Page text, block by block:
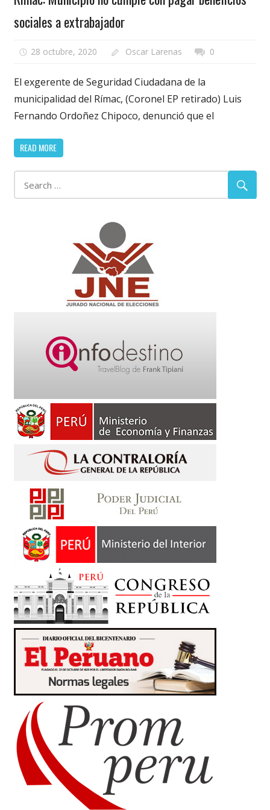
sociales a extrabajador
28 octubre, 2020 Oscar Larenas 0
El exgerente de Seguridad Ciudadana de la
municipalidad del Rímac, (Coronel EP retirado) Luis
Fernando Ordoñez Chipoco, denunció que el
READ MORE